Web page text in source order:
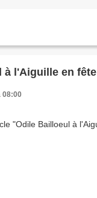
à l'Aiguille en fête
08:00